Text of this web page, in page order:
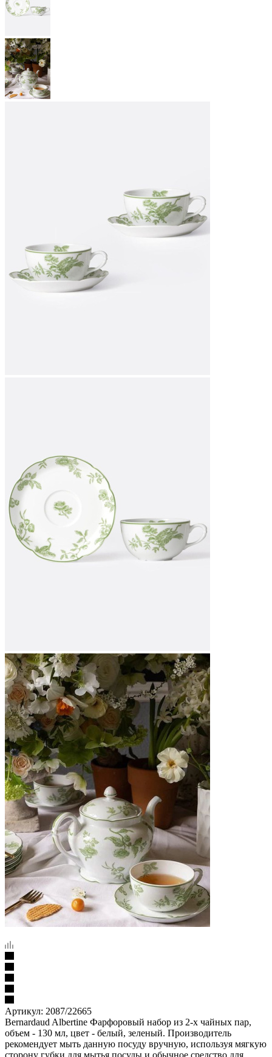
Артикул: 2087/22665
Bernardaud Albertine Фарфоровый набор из 2-х чайных пар,
объем - 130 мл, цвет - белый, зеленый. Производитель
рекомендует мыть данную посуду вручную, используя мягкую
сторону губки для мытья посуды и обычное средство для